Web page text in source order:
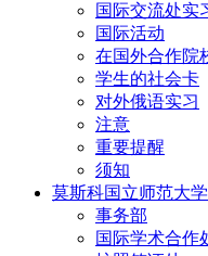
国际交流处实
国际活动
在国外合作院
学生的社会卡
对外俄语实习
注意
重要提醒
须知
莫斯科国立师范大
事务部
国际学术合作